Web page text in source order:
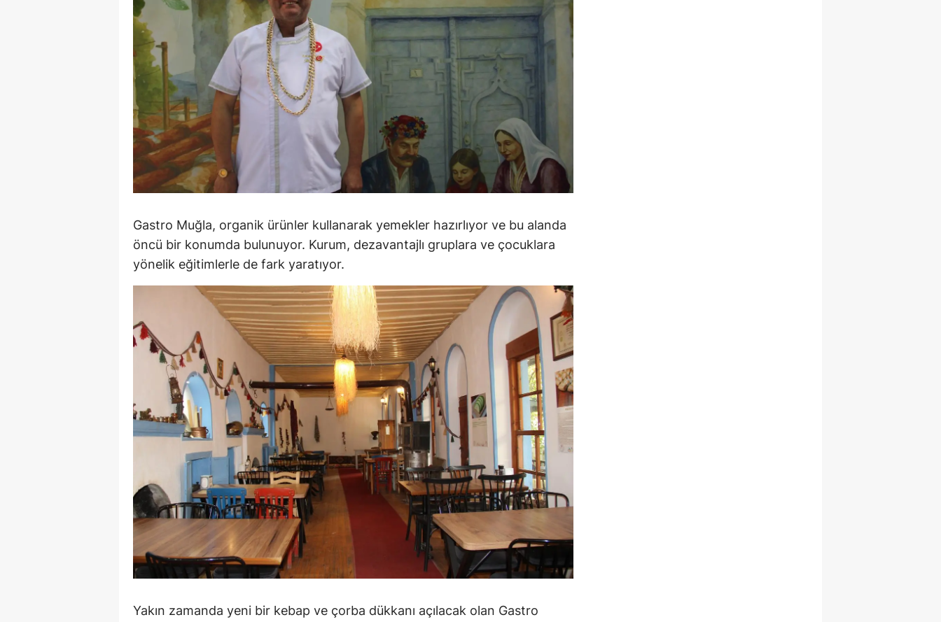
Kocaeli
Konya
Kütahya
Malatya
Manisa
Kahramanmaraş
Muğla
Muş
Nevşehir
Niğde
Ordu
Rize
Sakarya
Samsun
Siirt
Sinop
Sivas
Tekirdağ
Tokat
Gastro Muğla, organik ürünler kullanarak yemekler hazırlıyor ve bu alanda
öncü bir konumda bulunuyor. Kurum, dezavantajlı gruplara ve çocuklara
yönelik eğitimlerle de fark yaratıyor.
Yakın zamanda yeni bir kebap ve çorba dükkanı açılacak olan Gastro